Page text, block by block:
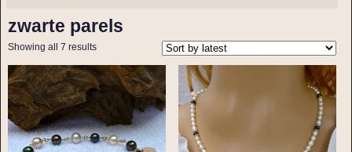
zwarte parels
Showing all 7 results